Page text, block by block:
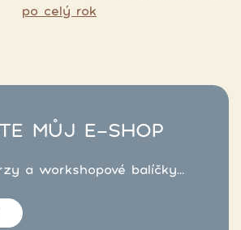
po celý rok
MŮJ E-SHOP
a workshopové balíčky...